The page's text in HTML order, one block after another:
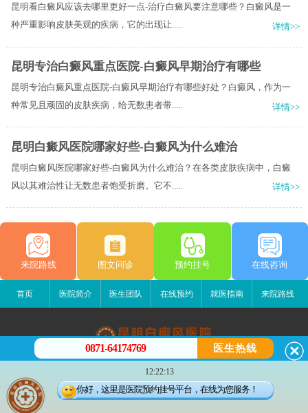
昆明看白癜风应该去哪里更好一点-治疗白癜风要注意哪些？白癜风是一
种严重影响皮肤美观的疾病，它的出现让.....
详情>>
昆明专治白癜风重点医院-白癜风早期治疗有哪些
昆明专治白癜风重点医院-白癜风早期治疗有哪些好处？白癜风，作为一
种常见且顽固的皮肤疾病，给无数患者带.....
详情>>
昆明白癜风医院哪家好些-白癜风为什么难治
昆明白癜风医院哪家好些-白癜风为什么难治？在各类皮肤疾病中，白癜
风以其难治性让无数患者饱受折磨。它不.....
详情>>
来院路线 图文问诊 预约挂号 在线咨询
首页 医院简介 医生团队 在线预约 就医指南 来院路线
昆明白癜风医院
昆明市五华区护国路2号
版权所有：昆明白癜风医院
0871-64174769 医生热线
12:22:13
你好，这里是医院预约挂号平台，在线为您服务！